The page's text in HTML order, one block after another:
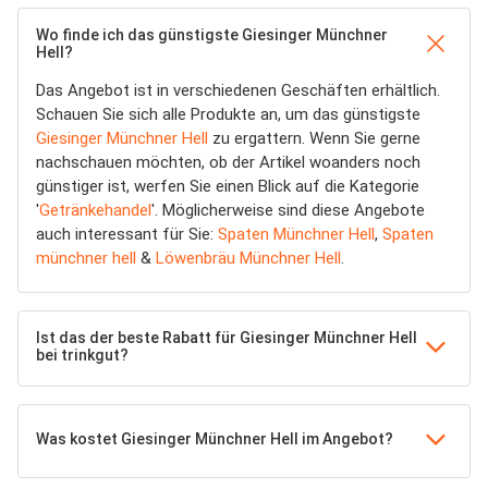
Wo finde ich das günstigste Giesinger Münchner
Hell?
Das Angebot ist in verschiedenen Geschäften erhältlich.
Schauen Sie sich alle Produkte an, um das günstigste
Giesinger Münchner Hell zu ergattern. Wenn Sie gerne
nachschauen möchten, ob der Artikel woanders noch
günstiger ist, werfen Sie einen Blick auf die Kategorie
'Getränkehandel'. Möglicherweise sind diese Angebote
auch interessant für Sie: Spaten Münchner Hell, Spaten
münchner hell & Löwenbräu Münchner Hell.
Ist das der beste Rabatt für Giesinger Münchner Hell
bei trinkgut?
Was kostet Giesinger Münchner Hell im Angebot?